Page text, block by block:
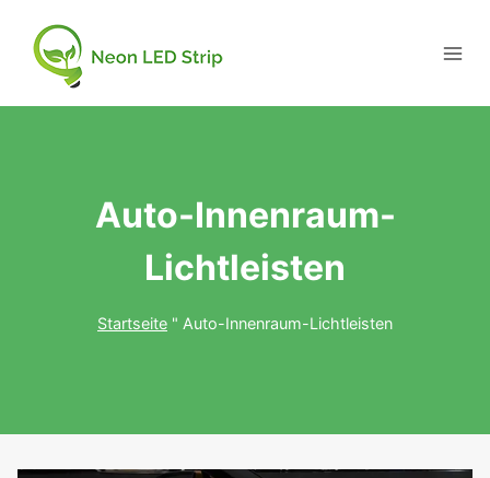
Auto-Innenraum-
Lichtleisten
Startseite " Auto-Innenraum-Lichtleisten